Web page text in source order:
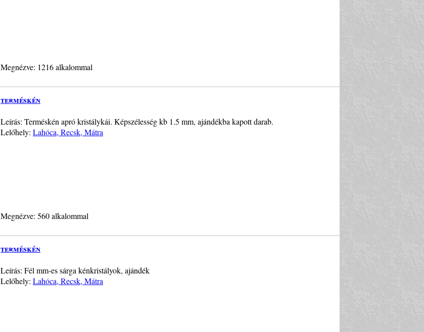
Megnézve: 1216 alkalommal
terméskén
Leírás: Terméskén apró kristálykái. Képszélesség kb 1.5 mm, ajándékba kapott darab.
Lelőhely: Lahóca, Recsk, Mátra
Megnézve: 560 alkalommal
terméskén
Leírás: Fél mm-es sárga kénkristályok, ajándék
Lelőhely: Lahóca, Recsk, Mátra